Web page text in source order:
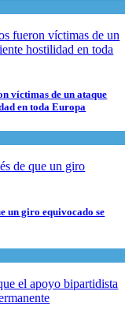
víctimas de un ataque
en toda Europa
un giro equivocado se